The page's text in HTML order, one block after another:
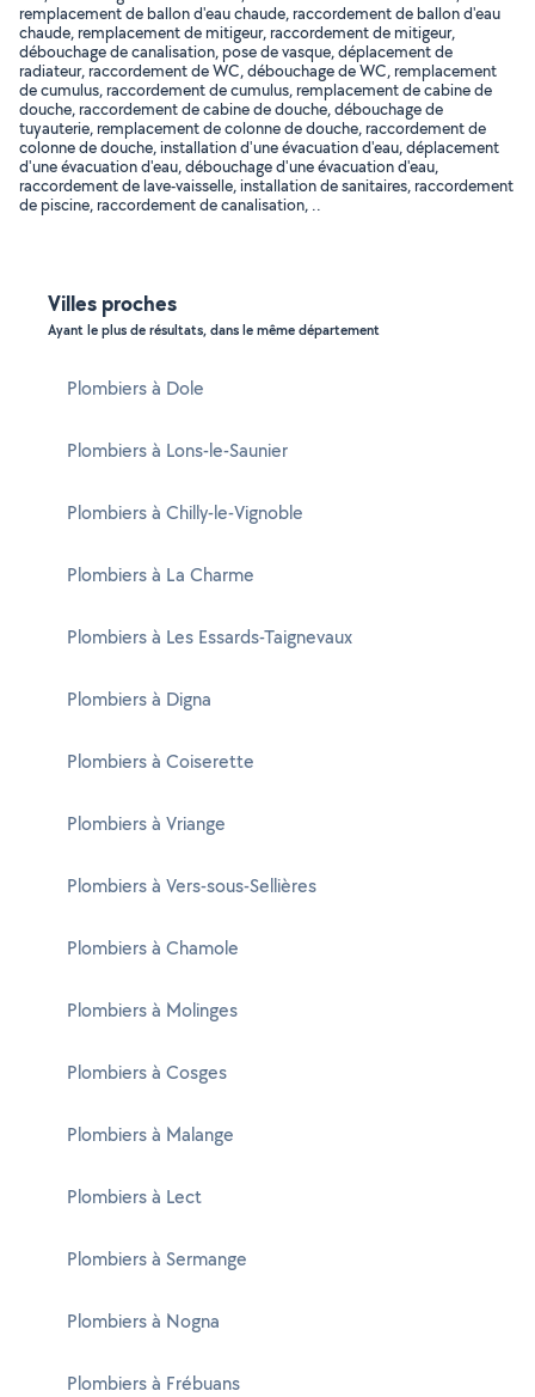
remplacement de ballon d'eau chaude, raccordement de ballon d'eau
chaude, remplacement de mitigeur, raccordement de mitigeur,
débouchage de canalisation, pose de vasque, déplacement de
radiateur, raccordement de WC, débouchage de WC, remplacement
de cumulus, raccordement de cumulus, remplacement de cabine de
douche, raccordement de cabine de douche, débouchage de
tuyauterie, remplacement de colonne de douche, raccordement de
colonne de douche, installation d'une évacuation d'eau, déplacement
d'une évacuation d'eau, débouchage d'une évacuation d'eau,
raccordement de lave-vaisselle, installation de sanitaires, raccordement
de piscine, raccordement de canalisation, ..
Villes proches
Ayant le plus de résultats, dans le même département
Plombiers à Dole
Plombiers à Lons-le-Saunier
Plombiers à Chilly-le-Vignoble
Plombiers à La Charme
Plombiers à Les Essards-Taignevaux
Plombiers à Digna
Plombiers à Coiserette
Plombiers à Vriange
Plombiers à Vers-sous-Sellières
Plombiers à Chamole
Plombiers à Molinges
Plombiers à Cosges
Plombiers à Malange
Plombiers à Lect
Plombiers à Sermange
Plombiers à Nogna
Plombiers à Frébuans